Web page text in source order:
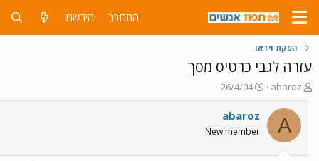
התחבר הירשם
הפקת וידאו
עזרה לגבי כרטיס מסך
פ
ו
ת
ח
ה
abaroz
פ
ו
ר
ם
26/4/04
A
abaroz
New member